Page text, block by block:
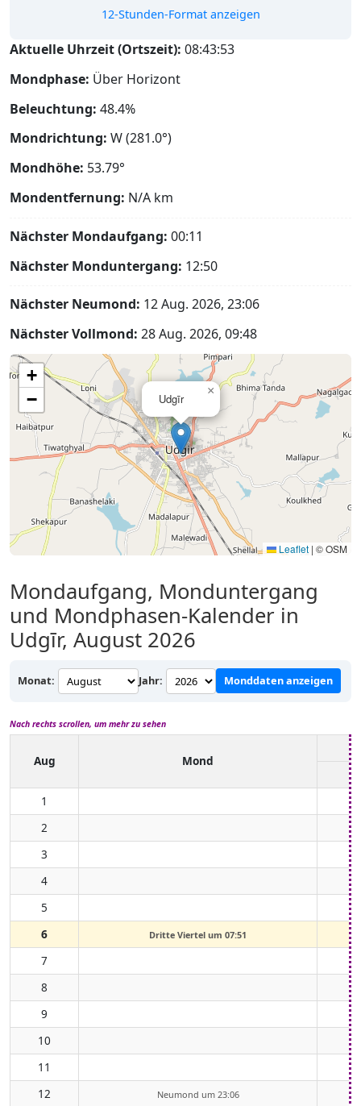
12-Stunden-Format anzeigen
Aktuelle Uhrzeit (Ortszeit): 08:43:54
Mondphase: Über Horizont
Beleuchtung: 48.4%
Mondrichtung: W (281.0°)
Mondhöhe: 53.79°
Mondentfernung: N/A km
Nächster Mondaufgang: 00:11
Nächster Monduntergang: 12:50
Nächster Neumond: 12 Aug. 2026, 23:06
Nächster Vollmond: 28 Aug. 2026, 09:48
Udgīr
×
+
−
Leaflet | © OSM
Mondaufgang, Monduntergang
und Mondphasen-Kalender in
Udgīr, August 2026
Monat: Jahr: Monddaten anzeigen
Nach rechts scrollen, um mehr zu sehen
Aug Mond
1
2
3
4
5
6
Dritte Viertel um 07:51
7
8
9
10
11
12
Neumond um 23:06